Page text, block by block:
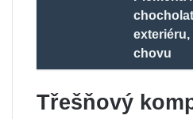
chovu
Třešňový